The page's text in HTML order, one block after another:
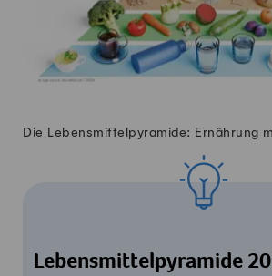
Die Lebensmittelpyramide: Ernährung
Lebensmittelpyramide